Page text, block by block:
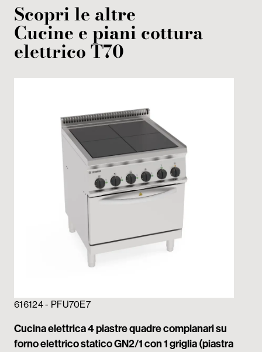
Scopri le altre
Cucine e piani cottura
elettricoT70
616124 - PFU70E7
Cucina elettrica 4 piastre quadre complanari su
forno elettrico statico GN2/1 con 1 griglia (piastra